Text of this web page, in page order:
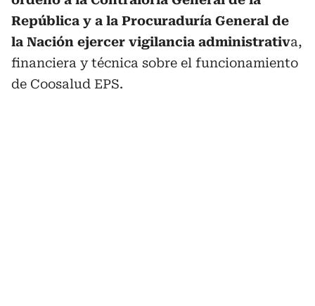
República y a la Procuraduría General de
la Nación ejercer vigilancia administrativa,
financiera y técnica sobre el funcionamiento
de Coosalud EPS.